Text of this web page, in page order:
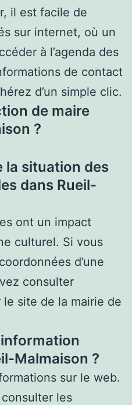
il est facile de
sur internet, où un
à l’agenda des
de contact
d’un simple clic.
de maire
?
la situation des
dans Rueil-
ont un impact
culturel. Si vous
d’une
consulter
le site de la mairie de
Malmaison ?
sur le web.
les